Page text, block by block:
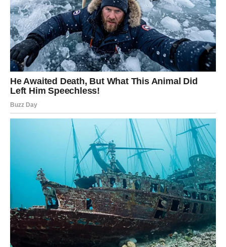
donose nagradu.
Pred vama je period u kojem će se mnoge stvari posložiti
na svoje mjesto. Problemi koji su vas dugo opterećivali
počet će se rješavati jedan po jedan, a vi ćete konačno
osjetiti veliko olakšanje.
Na poslovnom planu moguće su vijesti koje će vas
iskreno obradovati. Nekima slijedi unapređenje, drugima
nova poslovna ponuda, a mnogi će napokon dobiti
priznanje za trud koji su ulagali mjesecima. Finansijska
situacija također ide uzlaznom putanjom i donosi osjećaj
sigurnosti.
Ljubav će biti posebno naglašena. Ako ste u vezi, odnos s
partnerom postaje topliji i ispunjeniji. Razgovori koji su
dugo odgađani sada će donijeti rješenja i još veću
bliskost. Zajednički planovi za budućnost ispunit će vas
optimizmom.